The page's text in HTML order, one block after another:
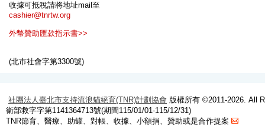
收據可抵稅請將地址mail至
cashier@tnrtw.org
外幣贊助匯款指示書>>
(北市社會字第3300號)
社團法人臺北市支持流浪貓絕育(TNR)計劃協會 版權所有 ©2011-2026. All
衛部救字字第1141364713號(期間115/01/01-115/12/31)
TNR節育、醫療、助罐、對帳、收據、小額捐、贊助或是合作提案